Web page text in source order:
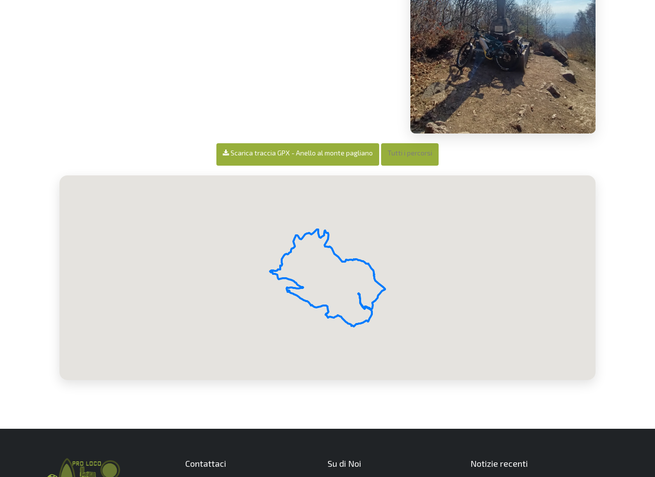
Scarica traccia GPX - Anello al monte pagliano Tutti i percorsi
Contattaci Su di Noi Notizie recenti